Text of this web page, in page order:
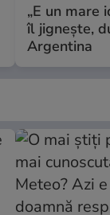
„E un mare
îl jignește,
Argentina